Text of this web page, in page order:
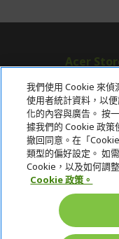
Acer
我們使用 Cookie 來偵
使用者統計資料，以
化的內容與廣告。 按
據我們的 Cookie 政
撤回同意。在「
類型的偏好設定。 如
Cookie，以及如何調
Cookie 政策。